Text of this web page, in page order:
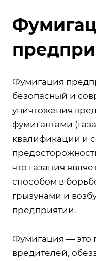
Фумигация
безопасный и
уничтожения
фумигантами
квалификации и
что газация
способом в
грызунами и
предприятии.
Фумигация — это
вредителей,